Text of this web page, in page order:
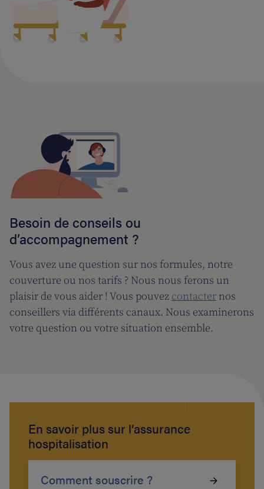
Besoin de conseils ou
d’accompagnement ?
Vous avez une question sur nos formules, notre
couverture ou nos tarifs ? Nous nous ferons un
plaisir de vous aider ! Vous pouvez contacter nos
conseillers via différents canaux. Nous examinerons
votre question ou votre situation ensemble.
En savoir plus sur l’assurance
hospitalisation
Comment souscrire ?